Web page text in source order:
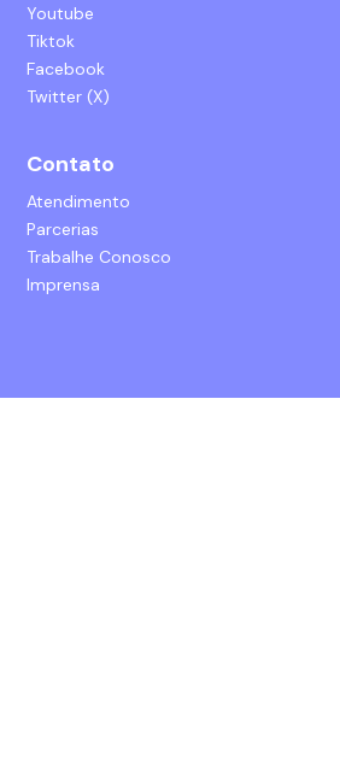
Youtube
Tiktok
Facebook
Twitter (X)
Contato
Atendimento
Parcerias
Trabalhe Conosco
Imprensa